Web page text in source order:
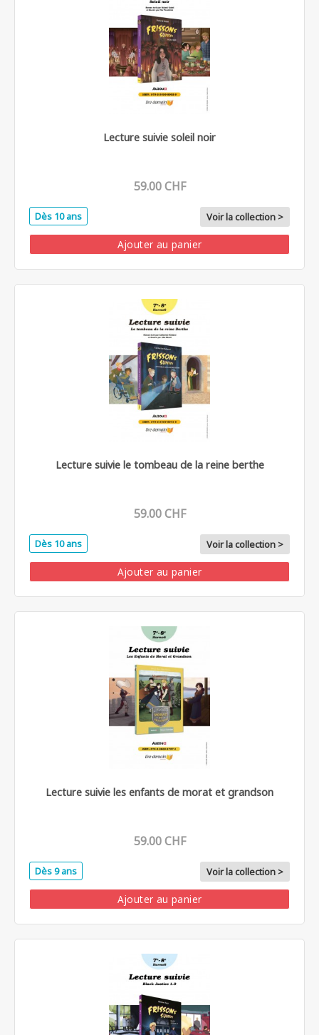
Lecture suivie soleil noir
59.00 CHF
Dès 10 ans Voir la collection >
Ajouter au panier
Lecture suivie le tombeau de la reine berthe
59.00 CHF
Dès 10 ans Voir la collection >
Ajouter au panier
Lecture suivie les enfants de morat et grandson
59.00 CHF
Dès 9 ans Voir la collection >
Ajouter au panier